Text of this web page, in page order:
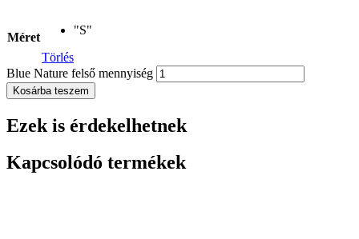
Méret
"S"
Törlés
Blue Nature felső mennyiség
Kosárba teszem
Ezek is érdekelhetnek
Kapcsolódó termékek